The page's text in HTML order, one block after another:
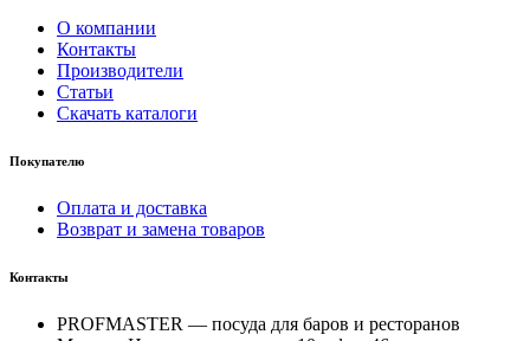
О компании
Контакты
Производители
Статьи
Скачать каталоги
Покупателю
Оплата и доставка
Возврат и замена товаров
Контакты
PROFMASTER — посуда для баров и ресторанов